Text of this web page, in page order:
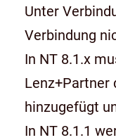
Unter
Verbindung
In NT 8.1.x
Lenz+Partner
hinzugefügt
In NT 8.1.1